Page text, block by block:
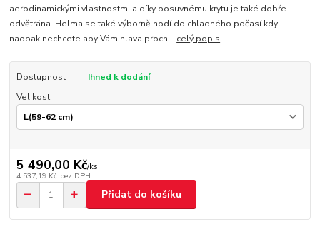
aerodinamickými vlastnostmi a díky posuvnému krytu je také dobře
odvětrána. Helma se také výborně hodí do chladného počasí kdy
naopak nechcete aby Vám hlava proch... celý popis
Dostupnost
Ihned k dodání
Velikost
5 490,00 Kč/ks
4 537,19 Kč bez DPH
Přidat do košíku